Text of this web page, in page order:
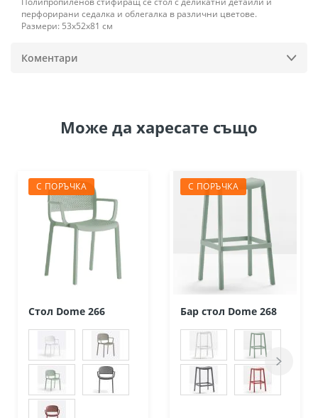
перфорирани седалка и облегалка в различни цветове.
Размери: 53х52х81 см
Коментари
Може да харесате също
С ПОРЪЧКА
Стол Dome 266
С ПОРЪЧКА
Бар стол Dome 268